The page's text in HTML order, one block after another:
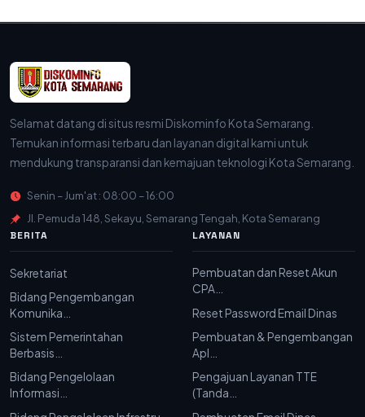
Selamat datang di situs resmi Diskominfo Kota Semarang.
Temukan informasi terbaru dan layanan digital kami untuk
mendukung transparansi dan kemajuan teknologi Kota Semarang.
Senin – Jum'at : 08:00 – 16:00
Jl. Pemuda 148, Sekayu, Semarang Tengah, Kota Semarang
BERITA
Sekretariat
Bidang Pengembangan
Komunika…
Sistem Pemerintahan
Berbasis…
Bidang Pengelolaan
Informasi…
LAYANAN
Pembuatan dan Reset Akun
CPA…
Reset Password Email Dinas
Pembuatan & Pengembangan
Apl…
Pengajuan Layanan TTE
(Tanda…